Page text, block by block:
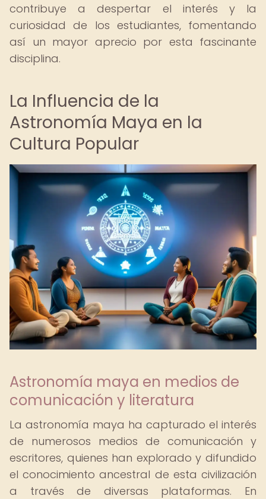
contribuye a despertar el interés y la
curiosidad de los estudiantes, fomentando
así un mayor aprecio por esta fascinante
disciplina.
La Influencia de la
Astronomía Maya en la
Cultura Popular
Astronomía maya en medios de
comunicación y literatura
La astronomía maya ha capturado el interés
de numerosos medios de comunicación y
escritores, quienes han explorado y difundido
el conocimiento ancestral de esta civilización
a través de diversas plataformas. En